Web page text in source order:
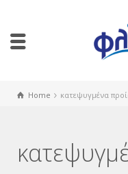
Home κατεψυγμένα